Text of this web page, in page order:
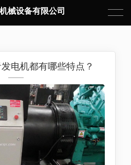
械设备有限公司
电机都有哪些特点？